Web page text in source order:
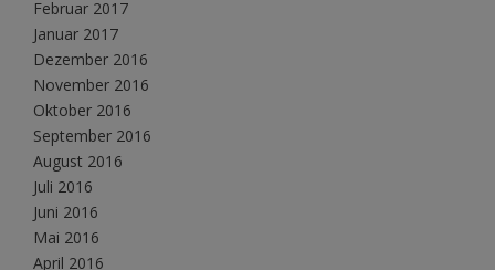
Februar 2017
Januar 2017
Dezember 2016
November 2016
Oktober 2016
September 2016
August 2016
Juli 2016
Juni 2016
Mai 2016
April 2016